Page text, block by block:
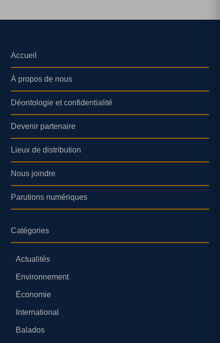
Accueil
À propos de nous
Déontologie et confidentialité
Devenir partenaire
Lieux de distribution
Nous joindre
Parutions numériques
Catégories
Actualités
Environnement
Économie
International
Balados